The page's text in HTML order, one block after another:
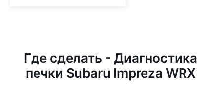
Где сделать - Диагностика
печки Subaru Impreza WRX